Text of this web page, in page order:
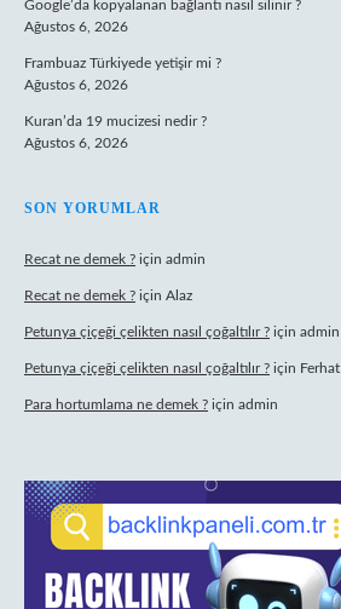
Google’da kopyalanan bağlantı nasıl silinir ?
Ağustos 6, 2026
Frambuaz Türkiyede yetişir mi ?
Ağustos 6, 2026
Kuran’da 19 mucizesi nedir ?
Ağustos 6, 2026
SON YORUMLAR
Recat ne demek ? için admin
Recat ne demek ? için Alaz
Petunya çiçeği çelikten nasıl çoğaltılır ? için admin
Petunya çiçeği çelikten nasıl çoğaltılır ? için Ferhat
Para hortumlama ne demek ? için admin